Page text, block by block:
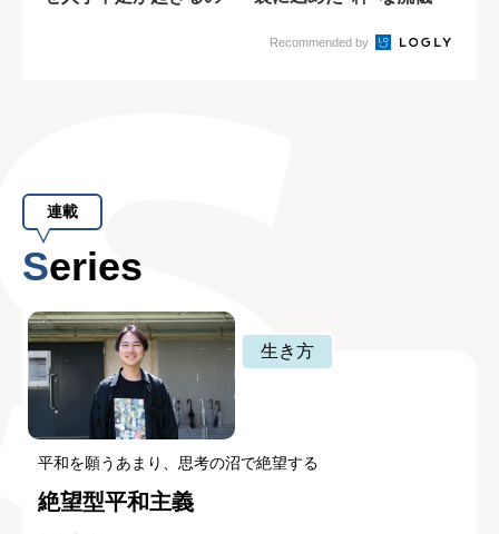
Recommended by
連載
Series
生き方
平和を願うあまり、思考の沼で絶望する
絶望型平和主義